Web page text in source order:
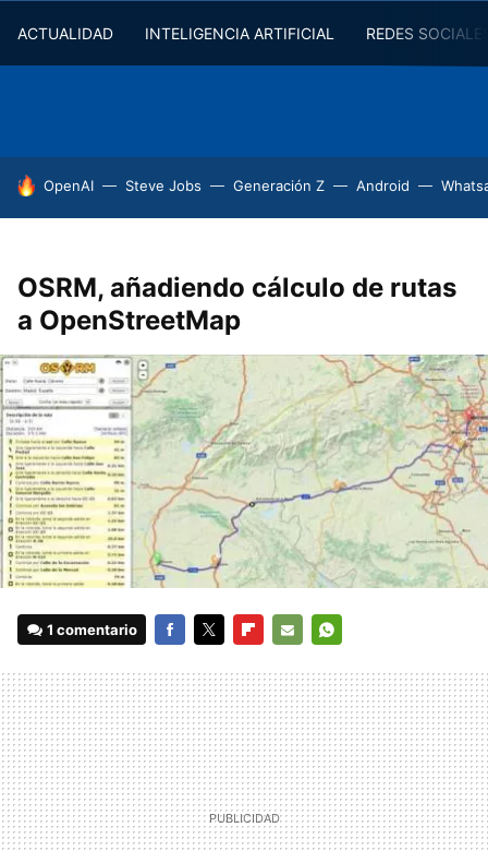
ACTUALIDAD INTELIGENCIA ARTIFICIAL REDES
HOY SE HABLA DE
OpenAI Steve Jobs Generación Z Android
OSRM, añadiendo cálculo de rutas
a OpenStreetMap
1 comentario
MAIL